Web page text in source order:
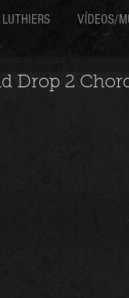
LUTHIERS VÍDEOS/
Drop 2